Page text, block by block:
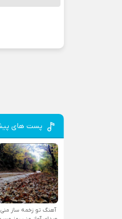
پست های
آهنگ تو زخمه ساز منی